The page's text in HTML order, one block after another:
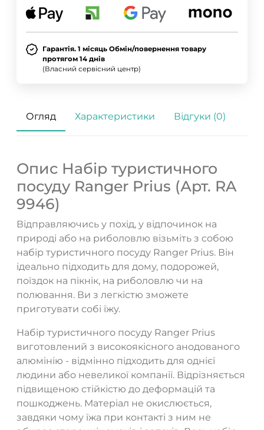
Гарантія. 1 місяць Обмін/повернення товару
протягом 14 днів
(Власний сервісний центр)
Огляд Характеристики Відгуки (0)
Опис Набір туристичного
посуду Ranger Prius (Арт. RA
9946)
Відправляючись у похід, у відпочинок на
природі або на риболовлю візьміть з собою
набір туристичного посуду Ranger Prius. Він
ідеально підходить для дому, подорожей,
поїздок на пікнік, на риболовлю чи на
полювання. Ви з легкістю зможете
приготувати собі їжу.
Набір туристичного посуду Ranger Prius
виготовлений з високоякісного анодованого
алюмінію - відмінно підходить для однієї
людини або невеликої компанії. Відрізняється
підвищеною стійкістю до деформацій та
пошкоджень. Матеріал не окислюється,
завдяки чому їжа при контакті з ним не